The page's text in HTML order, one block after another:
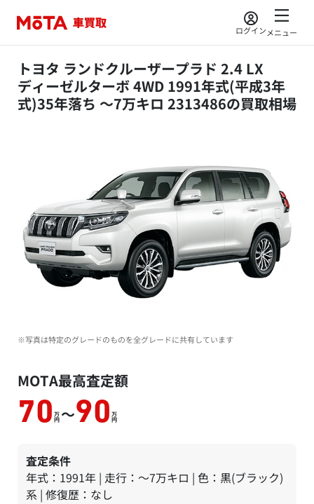
ログインメニュー
トヨタ ランドクルーザープラド 2.4 LX
ディーゼルターボ 4WD 1991年式(平成3年
式)35年落ち ～7万キロ 2313486の買取相場
※写真は特定のグレードのものを全グレードに共有しています
MOTA最高査定額
70 万
円 ～90 万
円
査定条件
年式：1991年 | 走行：～7万キロ | 色：黒(ブラック)
系 | 修復歴：なし